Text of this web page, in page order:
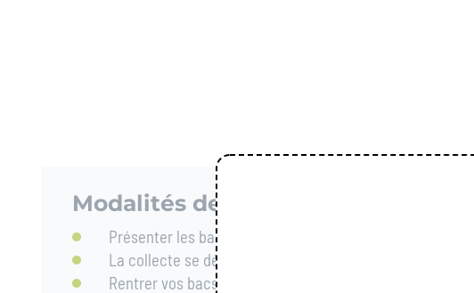
Modalités de collecte :
Présenter les bacs la veille au soir de la collecte
La collecte se déroule sur la journée
Rentrer vos bacs après la collecte